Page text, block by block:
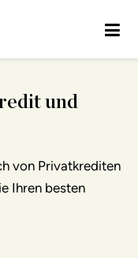
und
von Privatkrediten
Ihren besten